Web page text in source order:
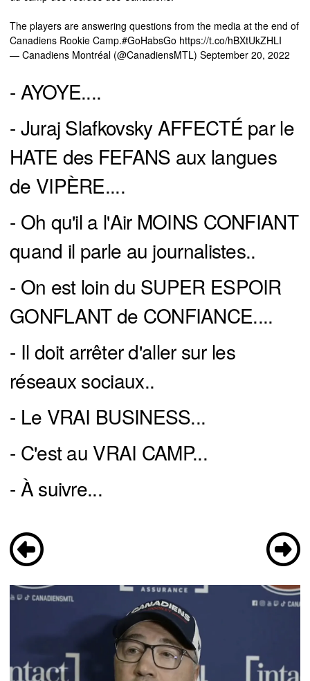
The players are answering questions from the media at the end of
Canadiens Rookie Camp.#GoHabsGo https://t.co/hBXtUkZHLI
— Canadiens Montréal (@CanadiensMTL) September 20, 2022
- AYOYE....
- Juraj Slafkovsky AFFECTÉ par le
HATE des FEFANS aux langues
de VIPÈRE....
- Oh qu'il a l'Air MOINS CONFIANT
quand il parle au journalistes..
- On est loin du SUPER ESPOIR
GONFLANT de CONFIANCE....
- Il doit arrêter d'aller sur les
réseaux sociaux..
- Le VRAI BUSINESS...
- C'est au VRAI CAMP...
- À suivre...